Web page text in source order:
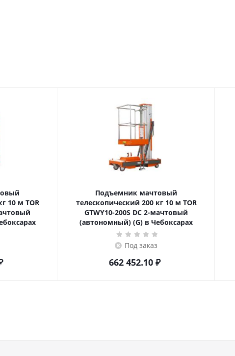
Подъемник мачтовый
телескопический 200 кг 10 м TOR
GTWY10-200S DC 2-мачтовый
(автономный) (G) в Чебоксарах
Под заказ
662 452.10₽